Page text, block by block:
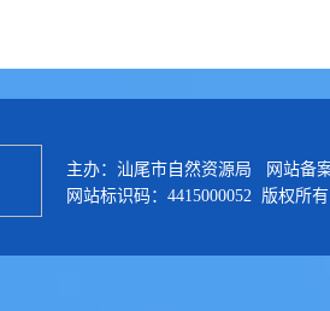
主办：汕尾市自然资源局 网站备
网站标识码：4415000052 版权所